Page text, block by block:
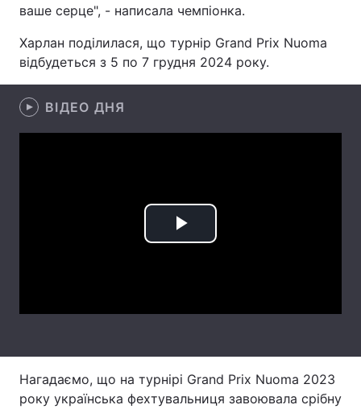
Техно і зв'язок Лайт
Зброя Інциденти
Цікавинки
Статті
Послуги
ваше серце", - написала чемпіонка.
Харлан поділилася, що турнір Grand Prix Nuoma
відбудеться з 5 по 7 грудня 2024 року.
ВІДЕО ДНЯ
Play
Нагадаємо, що на турнірі Grand Prix Nuoma 2023
року українська фехтувальниця завоювала срібну